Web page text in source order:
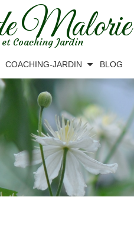
Malorie
Coaching Jardin
COACHING-JARDIN BLOG